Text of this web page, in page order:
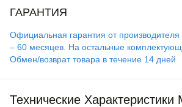
ГАРАНТИЯ
Официальная гарантия от производителя
– 60 месяцев. На остальные
Обмен/возврат товара в течение 14 дней
Технические Характеристики